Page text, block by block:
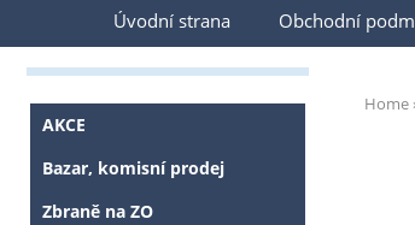
Úvodní strana Obchodní
Home
AKCE
Bazar, komisní prodej
Zbraně na ZO